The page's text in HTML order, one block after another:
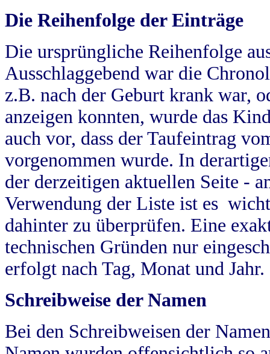
Die Reihenfolge der Einträge
Die ursprüngliche Reihenfolge
Ausschlaggebend war die
z.B. nach der Geburt krank war,
anzeigen konnten, wurde das
auch vor, dass der Taufeintrag
vorgenommen wurde. In
der derzeitigen aktuellen Seite -
Verwendung der Liste ist es
dahinter zu überprüfen. Eine
technischen Gründen nur
erfolgt nach Tag, Monat und Jahr.
Schreibweise der Namen
Bei den Schreibweisen der